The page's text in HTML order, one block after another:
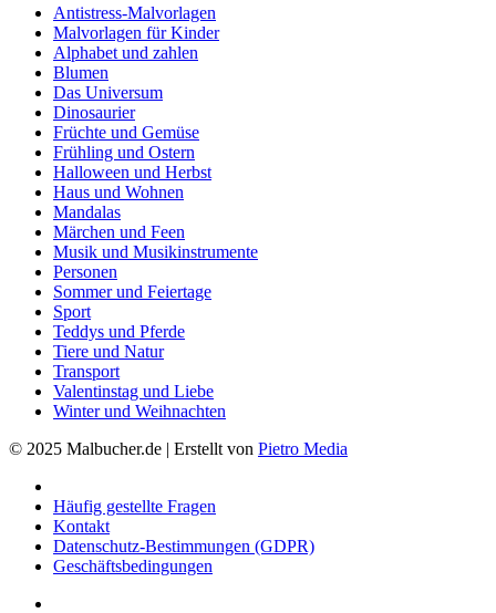
Antistress-Malvorlagen
Malvorlagen für Kinder
Alphabet und zahlen
Blumen
Das Universum
Dinosaurier
Früchte und Gemüse
Frühling und Ostern
Halloween und Herbst
Haus und Wohnen
Mandalas
Märchen und Feen
Musik und Musikinstrumente
Personen
Sommer und Feiertage
Sport
Teddys und Pferde
Tiere und Natur
Transport
Valentinstag und Liebe
Winter und Weihnachten
© 2025 Malbucher.de | Erstellt von Pietro Media
Häufig gestellte Fragen
Kontakt
Datenschutz-Bestimmungen (GDPR)
Geschäftsbedingungen